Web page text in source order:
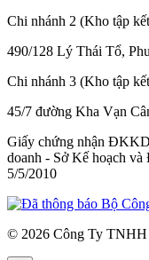
Chi nhánh 2 (Kho tập
490/128 Lý Thái Tổ,
Chi nhánh 3 (Kho tập
45/7 đường Kha Vạn
Giấy chứng nhận
doanh - Sở Kế hoạch
5/5/2010
© 2026 Công Ty TNHH